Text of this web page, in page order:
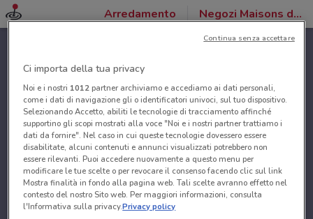
Arredamento Negozi Maisons du Monde
Ci importa della tua privacy
Noi e i nostri 1012partner archiviamo e accediamo ai dati personali,
come i dati di navigazione gli o identificatori univoci, sul tuo dispositivo.
Selezionando Accetto, abiliti le tecnologie di tracciamento affinché
supportino gli scopi mostrati alla voce "Noi e i nostri partner trattiamo i
dati da fornire". Nel caso in cui queste tecnologie dovessero essere
disabilitate, alcuni contenuti e annunci visualizzati potrebbero non
essere rilevanti. Puoi accedere nuovamente a questo menu per
modificare le tue scelte o per revocare il consenso facendo clic sul link
Mostra finalità in fondo alla pagina web. Tali scelte avranno effetto nel
contesto del nostro Sito web. Per maggiori informazioni, consulta
l'Informativa sulla privacy.Privacy policy
Continua senza accettare